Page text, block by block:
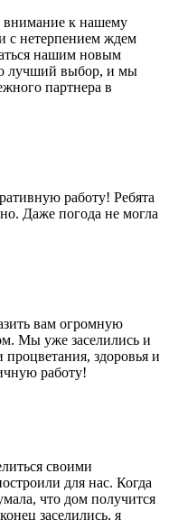
внимание к нашему
с нетерпением ждем
нашим новым
лучший выбор, и мы
партнера в
работу! Ребята
Даже погода не могла
вам огромную
Мы уже заселились и
здоровья и
работу!
своими
для нас. Когда
что дом получится
заселились, я